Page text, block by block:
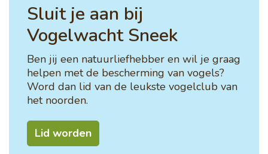
Sluit je aan bij
Vogelwacht Sneek
Ben jij een natuurliefhebber en wil je graag
helpen met de bescherming van vogels?
Word dan lid van de leukste vogelclub van
het noorden.
Lid worden